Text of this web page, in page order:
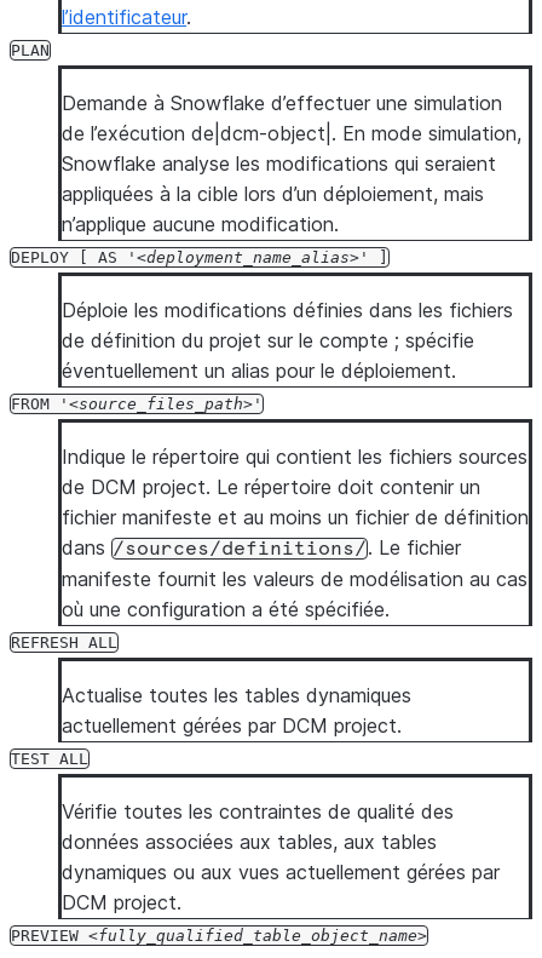
l’identificateur.
PLAN
Demande à Snowflake d’effectuer une simulation
de l’exécution de|dcm-object|. En mode simulation,
Snowflake analyse les modifications qui seraient
appliquées à la cible lors d’un déploiement, mais
n’applique aucune modification.
DEPLOY AS ' deployment_name_alias ' ]
Déploie les modifications définies dans les fichiers
de définition du projet sur le compte ; spécifie
éventuellement un alias pour le déploiement.
FROM ' source_files_path '
Indique le répertoire qui contient les fichiers sources
de DCM project. Le répertoire doit contenir un
fichier manifeste et au moins un fichier de définition
dans /sources/definitions/. Le fichier
manifeste fournit les valeurs de modélisation au cas
où une configuration a été spécifiée.
REFRESH ALL
Actualise toutes les tables dynamiques
actuellement gérées par DCM project.
TEST ALL
Vérifie toutes les contraintes de qualité des
données associées aux tables, aux tables
dynamiques ou aux vues actuellement gérées par
DCM project.
PREVIEW fully_qualified_table_object_name